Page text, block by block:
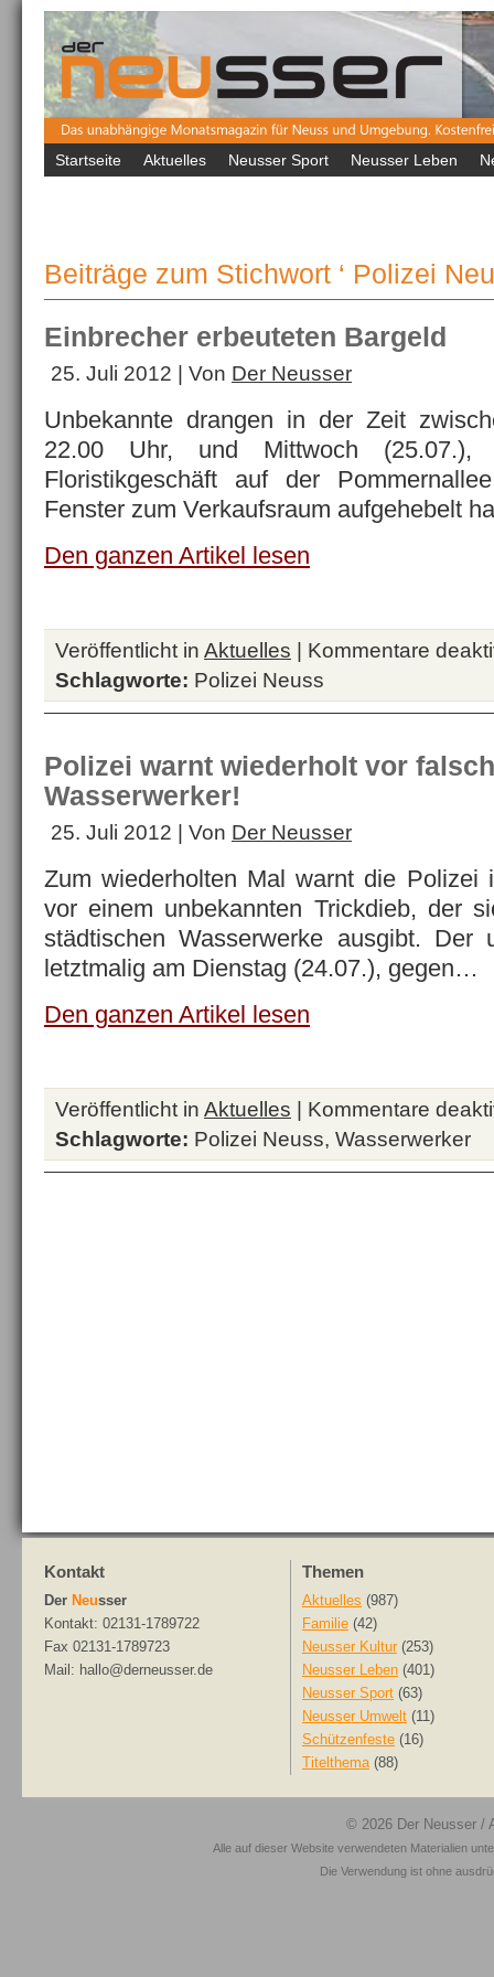
Startseite Aktuelles Neusser Sport Neusser Leben
Beiträge zum Stichwort ‘ Polizei
Einbrecher erbeuteten Bargeld
25. Juli 2012 | Von Der Neusser
Unbekannte drangen in der Zeit
22.00 Uhr, und Mittwoch
Floristikgeschäft auf der
Fenster zum Verkaufsraum aufgehebelt
Den ganzen Artikel lesen
Veröffentlicht in Aktuelles | Kommentare
Schlagworte: Polizei Neuss
Polizei warnt wiederholt vor
Wasserwerker!
25. Juli 2012 | Von Der Neusser
Zum wiederholten Mal warnt die Polizei
vor einem unbekannten Trickdieb, der
städtischen Wasserwerke ausgibt. Der
letztmalig am Dienstag (24.07.), gegen…
Den ganzen Artikel lesen
Veröffentlicht in Aktuelles | Kommentare
Schlagworte: Polizei Neuss, Wasserwerker
Kontakt
Der Neusser
Kontakt: 02131-1789722
Fax 02131-1789723
Mail: hallo@derneusser.de
Themen
Aktuelles (987)
Familie (42)
Neusser Kultur (253)
Neusser Leben (401)
Neusser Sport (63)
Neusser Umwelt (11)
Schützenfeste (16)
Titelthema(88)
© 2026 Der Neusser /
Alle auf dieser Website verwendeten Materialien
Die Verwendung ist ohne